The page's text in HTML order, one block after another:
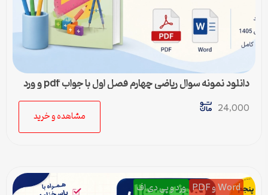
دانلود نمونه سوال ریاضی چهارم فصل اول با جواب pdf و ورد
24,000
مشاهده و خرید
Word و PDF ورد و پی دی اف